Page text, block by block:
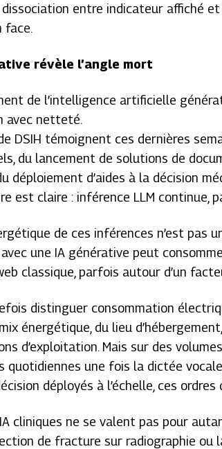
dissociation entre indicateur affiché
face.
révèle l’angle mort
de l’intelligence artificielle
avec netteté.
DSIH témoignent ces dernières
du lancement de solutions de
déploiement d’aides à la décision
est claire : inférence LLM continue,
de ces inférences n’est pas
une IA générative peut
classique, parfois autour d’un
distinguer consommation
énergétique, du lieu
d’exploitation. Mais sur des
quotidiennes une fois la dictée
déployés à l’échelle, ces
cliniques ne se valent pas pour
de fracture sur radiographie ou